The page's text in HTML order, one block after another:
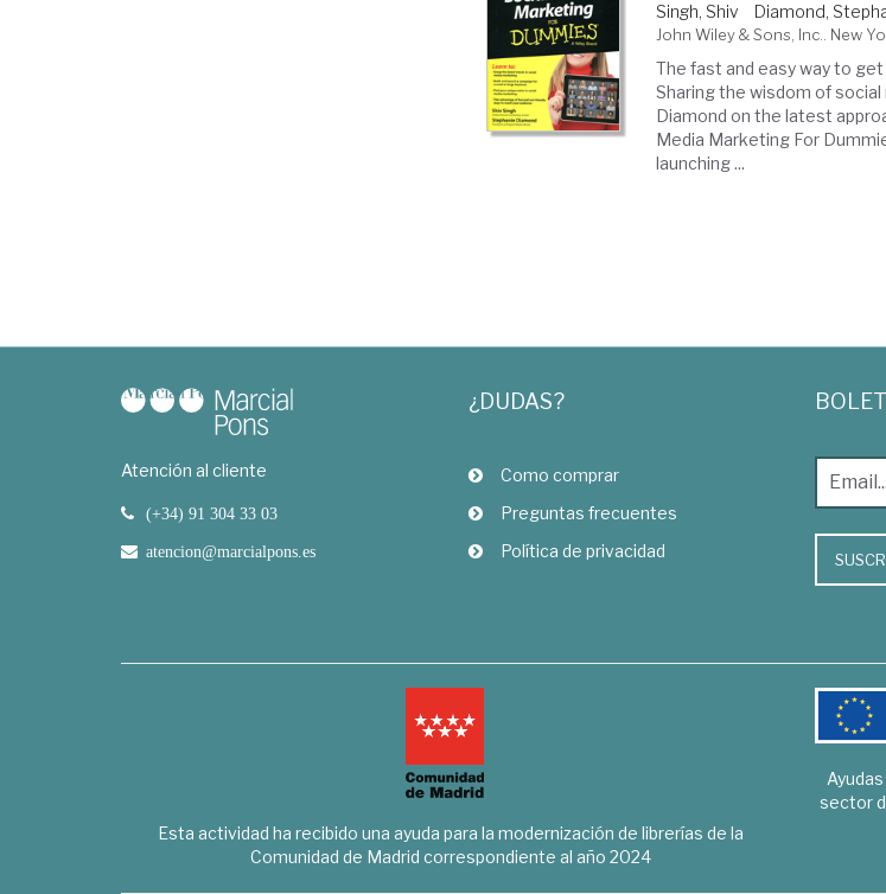
Singh, Shiv Diamond,
John Wiley & Sons, Inc.. New
The fast and easy way to
Sharing the wisdom of
Diamond on the latest
Media Marketing For
launching ...
Atención al cliente
(+34) 91 304 33 03
atencion@marcialpons.es
¿DUDAS?
Como comprar
Preguntas frecuentes
Política de privacidad
Esta actividad ha recibido una ayuda para la modernización de librerías de la
Comunidad de Madrid correspondiente al año 2024
sector